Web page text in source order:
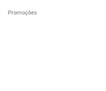
Promoções